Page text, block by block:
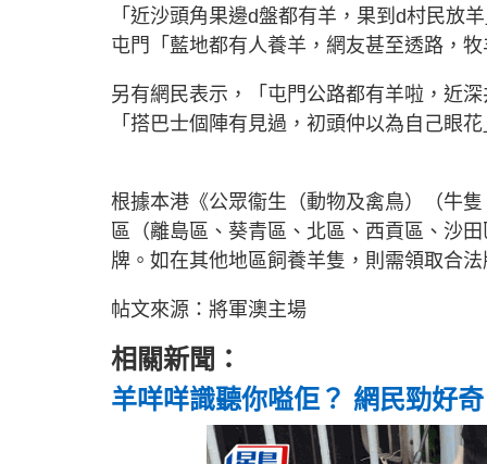
「近沙頭角果邊d盤都有羊，果到d村民放
屯門「藍地都有人養羊，網友甚至透路，
另有網民表示，「屯門公路都有羊啦，近
「搭巴士個陣有見過，初頭仲以為自己眼
根據本港《公眾衞生（動物及禽鳥）（牛
區（離島區、葵青區、北區、西貢區、沙
牌。如在其他地區飼養羊隻，則需領取合
帖文來源：將軍澳主場
相關新聞：
羊咩咩識聽你嗌佢？ 網民勁好